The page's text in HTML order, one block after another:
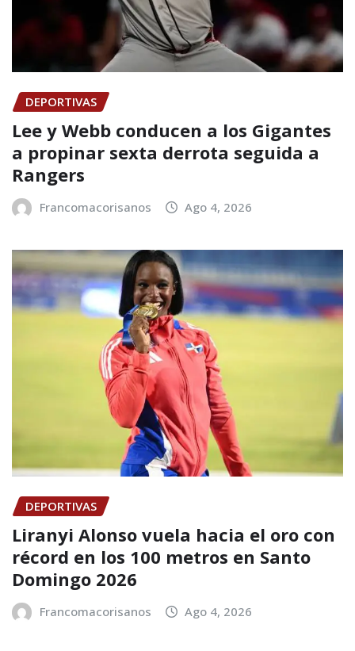
DEPORTIVAS
Lee y Webb conducen a los Gigantes
a propinar sexta derrota seguida a
Rangers
Francomacorisanos Ago 4, 2026
DEPORTIVAS
Liranyi Alonso vuela hacia el oro con
récord en los 100 metros en Santo
Domingo 2026
Francomacorisanos Ago 4, 2026